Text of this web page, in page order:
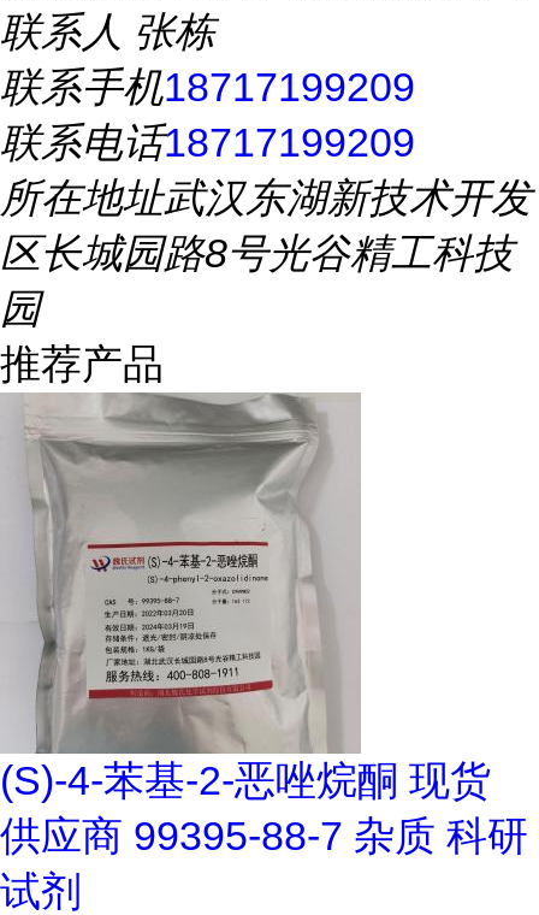
联系人 张栋
联系手机18717199209
联系电话18717199209
所在地址武汉东湖新技术开发
区长城园路8号光谷精工科技
园
推荐产品
(S)-4-苯基-2-恶唑烷酮 现货
供应商 99395-88-7 杂质 科研
试剂